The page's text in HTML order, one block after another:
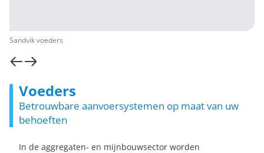
Voeders
Betrouwbare aanvoersystemen op maat van uw
behoeften
In de aggregaten- en mijnbouwsector worden
Sandvik voeders